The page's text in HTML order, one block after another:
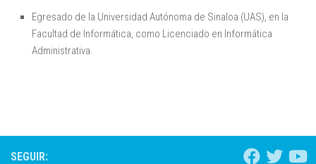
Egresado de la Universidad Autónoma de Sinaloa (UAS), en la
Facultad de Informática, como Licenciado en Informática
Administrativa.
SEGUIR: